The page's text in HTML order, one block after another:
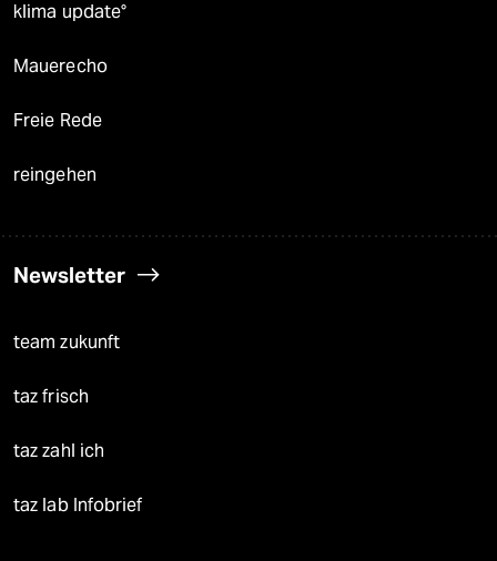
klima update°
Mauerecho
Freie Rede
reingehen
Newsletter
team zukunft
taz frisch
taz zahl ich
taz lab Infobrief